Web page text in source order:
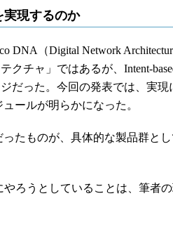
実現するのか
（Digital Network
クチャ」ではあるが、Intent-
だった。今回の発表では、実現
ールが明らかになった。
たものが、具体的な製品群と
やろうとしていることは、筆者